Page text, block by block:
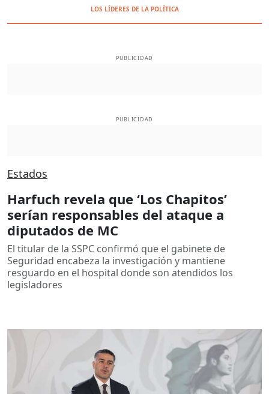
LOS LÍDERES DE LA POLÍTICA
PUBLICIDAD
PUBLICIDAD
Estados
Harfuch revela que ‘Los Chapitos’
serían responsables del ataque a
diputados de MC
El titular de la SSPC confirmó que el gabinete de
Seguridad encabeza la investigación y mantiene
resguardo en el hospital donde son atendidos los
legisladores